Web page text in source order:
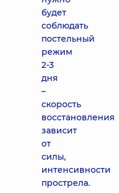
будет
соблюдать
постельный
режим
2-3
дня
–
скорость
восстановления
зависит
от
силы,
интенсивности
прострела.